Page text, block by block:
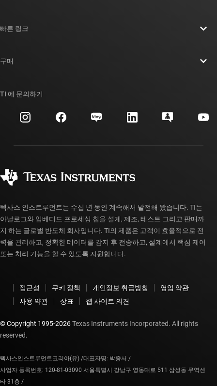
투자 관계
제조
빠른 링크
대체품 검색
고객 지원 센터
myTI 계정 FAQ
구매
주문 FAQ
TI 에 문의하기
텍사스 인스트루먼트는 수십 년 동안 계속해서 발전해 왔습니다. TI는
아날로그와 임베디드 프로세싱 칩을 설계, 제조, 테스트 그리고 판매까
지 하는 글로벌 반도체 회사입니다. TI의 제품은 고객이 효율적으로 전
력을 관리하고, 정확한 데이터를 감지 후 전송하고, 설계에서 핵심 제어
또는 처리 기능을 할 수 있도록 지원합니다.
접근성 쿠키 정책 개인정보 취급방침
영업 약관
사용 약관
상표 웹 사이트 의견
© Copyright 1995-2026Texas Instruments Incorporated. All rights
reserved.
텍사스인스트루먼트코리아(유) /대표자명: 박중서 /
사업자 등록번호: 120-81-03090 서울특별시 강남구 영동대로 511 삼성동 무역센
타 31층 /